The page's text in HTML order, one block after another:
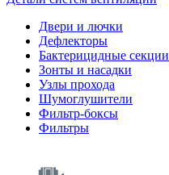
Двери и лючки
Дефлекторы
Бактерицидные секции
Зонты и насадки
Узлы прохода
Шумоглушители
Фильтр-боксы
Фильтры